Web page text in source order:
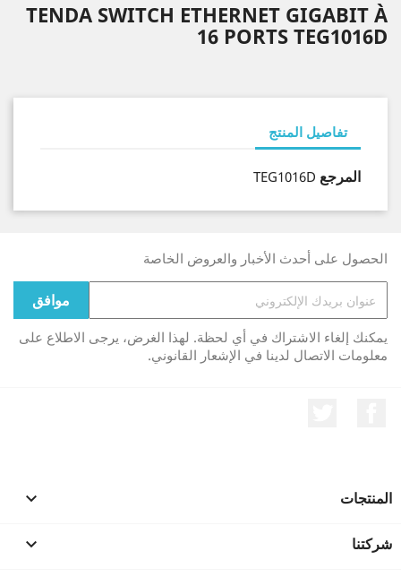
TENDA SWITCH ETHERNET GIGABIT À
16 PORTS TEG1016D
تفاصيل المنتج
المرجع TEG1016D
الحصول على أحدث الأخبار والعروض الخاصة
يمكنك إلغاء الاشتراك في أي لحظة. لهذا الغرض، يرجى الاطلاع على
معلومات الاتصال لدينا في الإشعار القانوني.
المنتجات 
شركتنا 